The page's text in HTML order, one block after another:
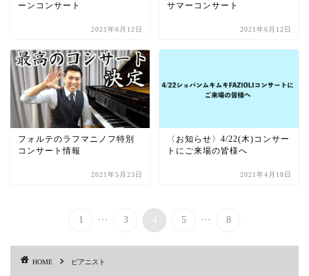
ーンコンサート
2021年6月12日
サマーコンサート
2021年6月12日
フォルテのラフマニノフ特別
コンサート情報
2021年5月23日
〈お知らせ〉4/22(木)コンサー
トにご来場の皆様へ
2021年4月18日
1 ... 3 4 5 ... 8
HOME ピアニスト